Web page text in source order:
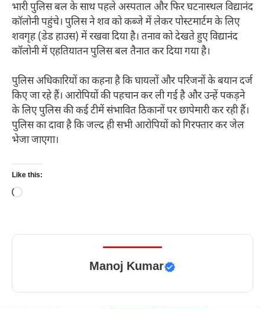
भारी पुलिस बल के साथ पहले अस्पताल और फिर घटनास्थल विद्यानंद
कॉलोनी पहुंचे। पुलिस ने शव को कब्जे में लेकर पोस्टमार्टम के लिए
शवगृह (डेड हाउस) में रखवा दिया है। तनाव को देखते हुए विद्यानंद
कॉलोनी में एहतियातन पुलिस बल तैनात कर दिया गया है।
पुलिस अधिकारियों का कहना है कि घायलों और परिजनों के बयान दर्ज
किए जा रहे हैं। आरोपियों की पहचान कर ली गई है और उन्हें पकड़ने
के लिए पुलिस की कई टीमें संभावित ठिकानों पर छापेमारी कर रही हैं।
पुलिस का दावा है कि जल्द ही सभी आरोपियों को गिरफ्तार कर जेल
भेजा जाएगा।
Like this:
Loading…
Manoj Kumar